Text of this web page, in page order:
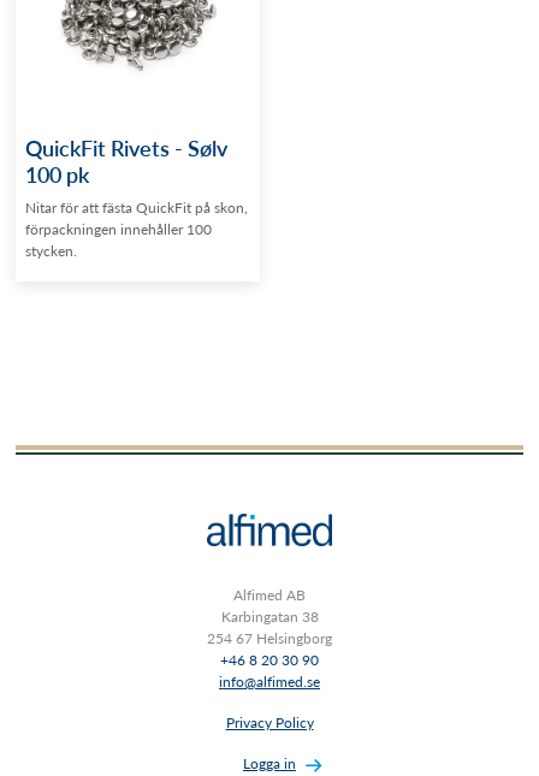
QuickFit Rivets - Sølv
100 pk
Nitar för att fästa QuickFit på skon,
förpackningen innehåller 100
stycken.
Alfimed AB
Karbingatan 38
254 67 Helsingborg
+46 8 20 30 90
info@alfimed.se
Privacy Policy
Logga in